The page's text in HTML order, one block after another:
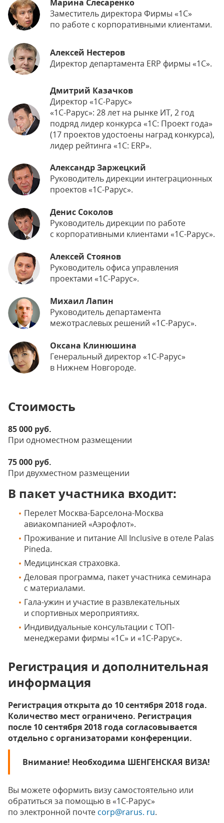
Марина Слесаренко
Заместитель директора Фирмы «1С»
по работе с корпоративными клиентами.
Алексей Нестеров
Директор департамента ERP фирмы «1С».
Дмитрий Казачков
Директор «1С-Рарус»
«1С-Рарус»: 28 лет на рынке ИТ, 2 год
подряд лидер конкурса «1С: Проект года»
(17 проектов удостоены наград конкурса),
лидер рейтинга «1С: ERP».
Александр Заржецкий
Руководитель дирекции интеграционных
проектов «1С-Рарус».
Денис Соколов
Руководитель дирекции по работе
с корпоративными клиентами «1С-Рарус».
Алексей Стоянов
Руководитель офиса управления
проектами «1С-Рарус».
Михаил Лапин
Руководитель департамента
межотраслевых решений «1С-Рарус».
Оксана Клинюшина
Генеральный директор «1С-Рарус»
в Нижнем Новгороде.
Стоимость
85 000 руб.
При одноместном размещении
75 000 руб.
При двухместном размещении
В пакет участника входит:
Перелет Москва-Барселона-Москва
авиакомпанией «Аэрофлот».
Проживание и питание All Inclusive в отеле Palas
Pineda.
Медицинская страховка.
Деловая программа, пакет участника семинара
с материалами.
Гала-ужин и участие в развлекательных
и спортивных мероприятиях.
Индивидуальные консультации с ТОП-
менеджерами фирмы «1С» и «1С-Рарус».
Регистрация и дополнительная
информация
Регистрация открыта до 10 сентября 2018 года.
Количество мест ограничено. Регистрация
после 10 сентября 2018 года согласовывается
отдельно с организаторами конференции.
Внимание! Необходима ШЕНГЕНСКАЯ ВИЗА!
Вы можете оформить визу самостоятельно или
обратиться за помощью в «1С-Рарус»
по электронной почте corp@rarus. ru.